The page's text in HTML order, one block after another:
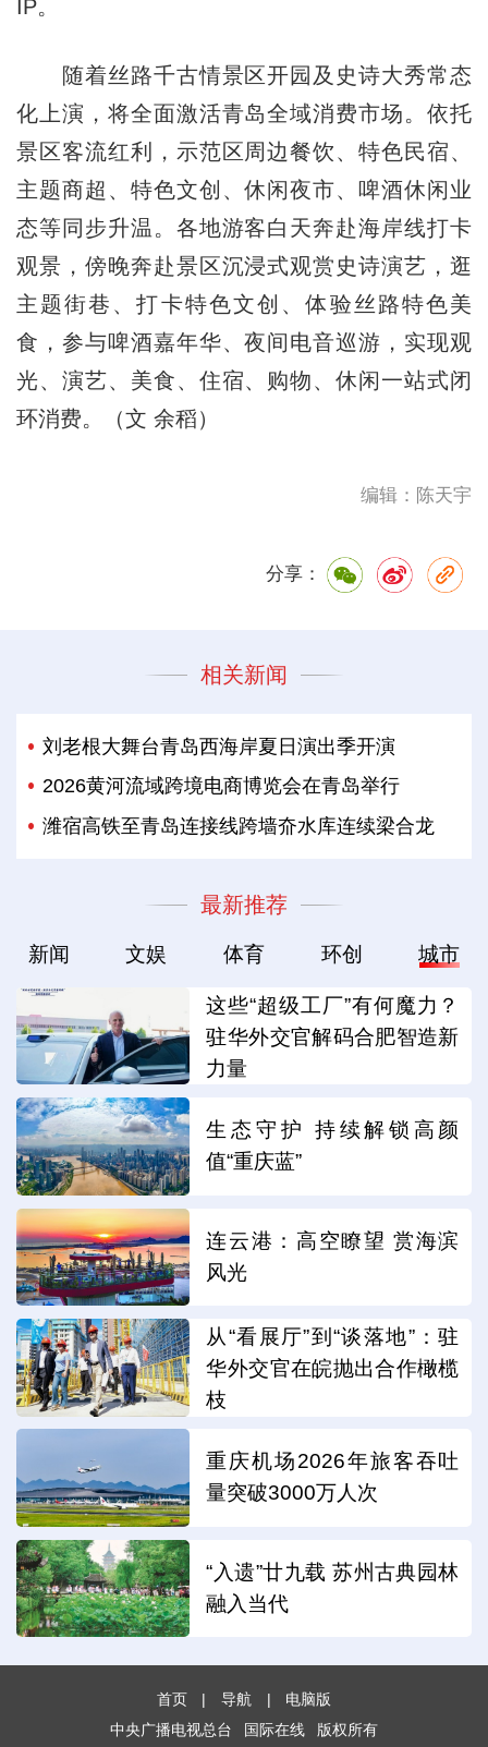
IP。
随着丝路千古情景区开园及史诗大秀常态
化上演，将全面激活青岛全域消费市场。依托
景区客流红利，示范区周边餐饮、特色民宿、
主题商超、特色文创、休闲夜市、啤酒休闲业
态等同步升温。各地游客白天奔赴海岸线打卡
观景，傍晚奔赴景区沉浸式观赏史诗演艺，逛
主题街巷、打卡特色文创、体验丝路特色美
食，参与啤酒嘉年华、夜间电音巡游，实现观
光、演艺、美食、住宿、购物、休闲一站式闭
环消费。（文 余稻）
编辑：陈天宇
分享：
相关新闻
刘老根大舞台青岛西海岸夏日演出季开演
2026黄河流域跨境电商博览会在青岛举行
潍宿高铁至青岛连接线跨墙夼水库连续梁合龙
最新推荐
新闻 文娱 体育 环创 城市
这些“超级工厂”有何魔力？
驻华外交官解码合肥智造新
力量
生态守护 持续解锁高颜
值“重庆蓝”
连云港：高空瞭望 赏海滨
风光
从“看展厅”到“谈落地”：驻
华外交官在皖抛出合作橄榄
枝
重庆机场2026年旅客吞吐
量突破3000万人次
“入遗”廿九载 苏州古典园林
融入当代
首页 | 导航 |
电脑版
中央广播电视总台
国际在线 版权所有